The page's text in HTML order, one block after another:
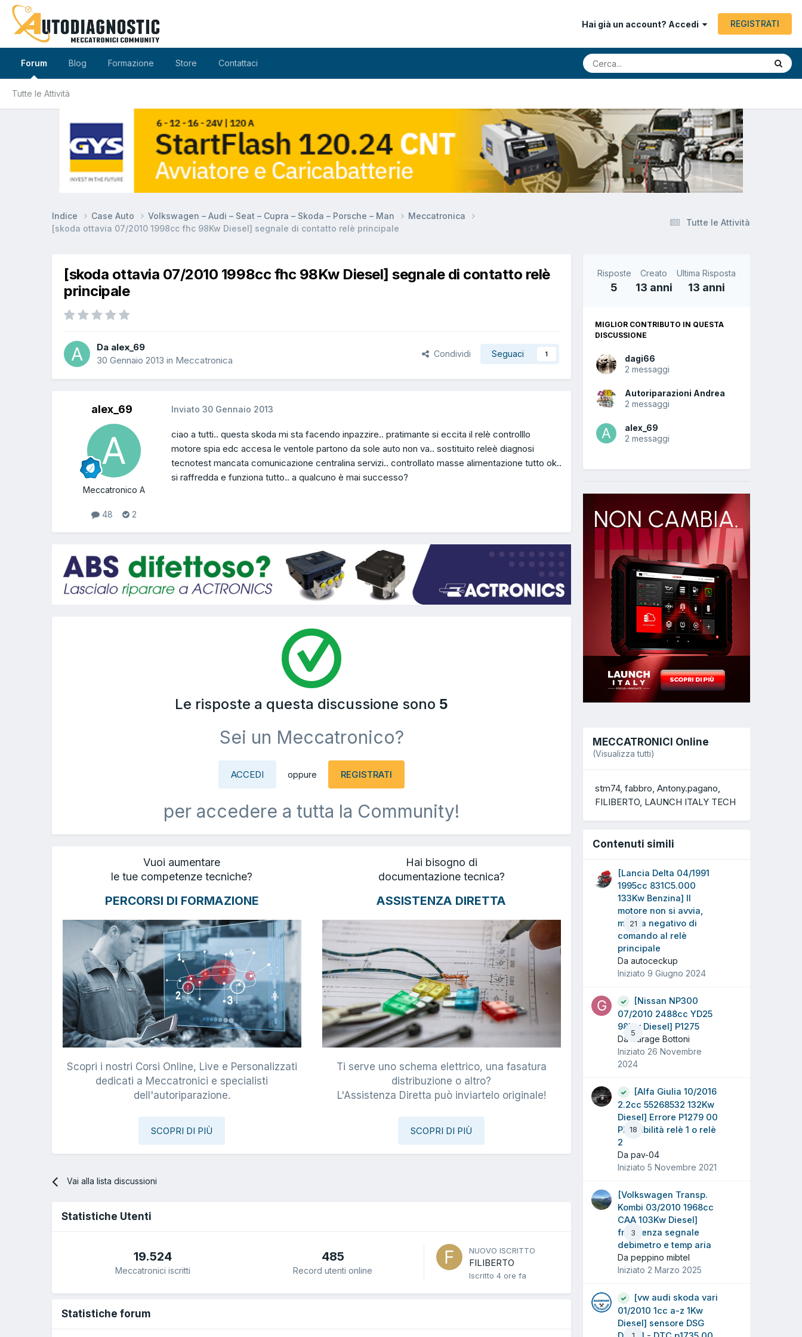
Hai già un account? Accedi REGISTRATI
Forum
Tutte le Attività
Blog Formazione Store Contattaci
Tutte le Attività
Indice Case Auto Volkswagen – Audi – Seat – Cupra – Skoda – Porsche – Man
Meccatronica
[skoda ottavia 07/2010 1998cc fhc 98Kw Diesel] segnale di contatto relè principale
[skoda ottavia 07/2010 1998cc fhc 98Kw Diesel] segnale di contatto relè
principale
Da alex_69
30 Gennaio 2013 in Meccatronica
Condividi Seguaci 1
alex_69
Meccatronico A
48 2
Inviato 30 Gennaio 2013
ciao a tutti.. questa skoda mi sta facendo inpazzire.. pratimante si eccita il relè controlllo
motore spia edc accesa le ventole partono da sole auto non va.. sostituito releè diagnosi
tecnotest mancata comunicazione centralina servizi.. controllato masse alimentazione tutto ok..
si raffredda e funziona tutto.. a qualcuno è mai successo?
Le risposte a questa discussione sono 5
Sei un Meccatronico?
ACCEDI oppure REGISTRATI
per accedere a tutta la Community!
Vuoi aumentare
le tue competenze tecniche?
PERCORSI DI FORMAZIONE
Scopri i nostri Corsi Online, Live e Personalizzati
dedicati a Meccatronici e specialisti
dell'autoriparazione.
SCOPRI DI PIÙ
Hai bisogno di
documentazione tecnica?
ASSISTENZA DIRETTA
Ti serve uno schema elettrico, una fasatura
distribuzione o altro?
L'Assistenza Diretta può inviartelo originale!
SCOPRI DI PIÙ
Vai alla lista discussioni
Statistiche Utenti
19.524
Meccatronici iscritti
485
Record utenti online
NUOVO ISCRITTO
FILIBERTO
Iscritto 4 ore fa
Statistiche forum
Risposte
5
Creato
13 anni
Ultima Risposta
13 anni
MIGLIOR CONTRIBUTO IN QUESTA
DISCUSSIONE
dagi66
2 messaggi
Autoriparazioni Andrea
2 messaggi
alex_69
2 messaggi
MECCATRONICI Online
(Visualizza tutti)
stm74 fabbro Antony.pagano
FILIBERTO LAUNCH ITALY TECH
Contenuti simili
21
[Lancia Delta 04/1991
1995cc 831C5.000
133Kw Benzina] Il
motore non si avvia,
manca negativo di
comando al relè
principale
Da autoceckup
Iniziato 9 Giugno 2024
5
[Nissan NP300
07/2010 2488cc YD25
98Kw Diesel] P1275
Da Garage Bottoni
Iniziato 26 Novembre
2024
18
[Alfa Giulia 10/2016
2.2cc 55268532 132Kw
Diesel] Errore P1279 00
Plausibilità relè 1 o relè
2
Da pav-04
Iniziato 5 Novembre 2021
3
[Volkswagen Transp.
Kombi 03/2010 1968cc
CAA 103Kw Diesel]
frequenza segnale
debimetro e temp aria
Da peppino mibtel
Iniziato 2 Marzo 2025
[vw audi skoda vari
01/2010 1cc a-z 1Kw
Diesel] sensore DSG